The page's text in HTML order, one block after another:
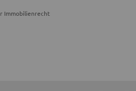
Immobilienrecht